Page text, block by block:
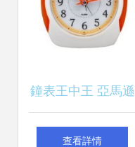
鐘表王中王 亞馬遜
上的時間收藏家之
查看詳情